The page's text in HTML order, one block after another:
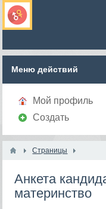
Меню действий
Мой профиль
Создать
Страницы
Анкета
материнство